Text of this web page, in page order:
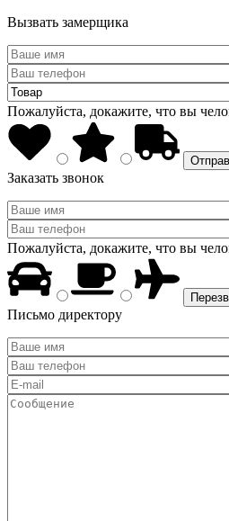
Вызвать замерщика
Пожалуйста, докажите, что вы
Заказать звонок
Пожалуйста, докажите, что вы
Письмо директору